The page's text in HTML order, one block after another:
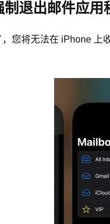
退出邮件应用
您将无法在 iPhone 上